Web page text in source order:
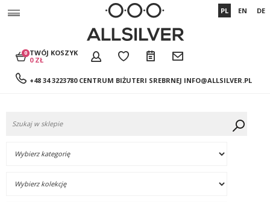
+48 34 3223780 CENTRUM BIŻUTERI SREBRNEJ INFO@ALLSILVER.PL
TWÓJ KOSZYK
0 ZŁ
0
PL EN DE